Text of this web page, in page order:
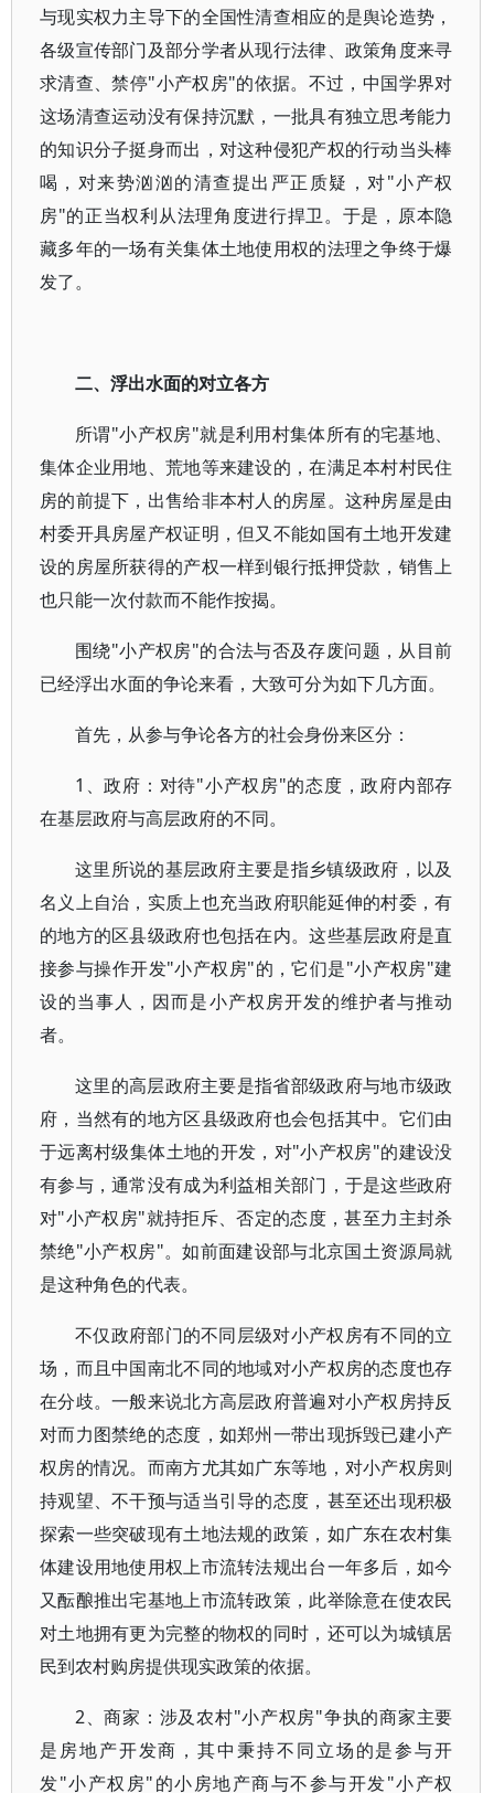
与现实权力主导下的全国性清查相应的是舆论造势，
各级宣传部门及部分学者从现行法律、政策角度来寻
求清查、禁停"小产权房"的依据。不过，中国学界对
这场清查运动没有保持沉默，一批具有独立思考能力
的知识分子挺身而出，对这种侵犯产权的行动当头棒
喝，对来势汹汹的清查提出严正质疑，对"小产权
房"的正当权利从法理角度进行捍卫。于是，原本隐
藏多年的一场有关集体土地使用权的法理之争终于爆
发了。
二、浮出水面的对立各方
所谓"小产权房"就是利用村集体所有的宅基地、
集体企业用地、荒地等来建设的，在满足本村村民住
房的前提下，出售给非本村人的房屋。这种房屋是由
村委开具房屋产权证明，但又不能如国有土地开发建
设的房屋所获得的产权一样到银行抵押贷款，销售上
也只能一次付款而不能作按揭。
围绕"小产权房"的合法与否及存废问题，从目前
已经浮出水面的争论来看，大致可分为如下几方面。
首先，从参与争论各方的社会身份来区分：
1、政府：对待"小产权房"的态度，政府内部存
在基层政府与高层政府的不同。
这里所说的基层政府主要是指乡镇级政府，以及
名义上自治，实质上也充当政府职能延伸的村委，有
的地方的区县级政府也包括在内。这些基层政府是直
接参与操作开发"小产权房"的，它们是"小产权房"建
设的当事人，因而是小产权房开发的维护者与推动
者。
这里的高层政府主要是指省部级政府与地市级政
府，当然有的地方区县级政府也会包括其中。它们由
于远离村级集体土地的开发，对"小产权房"的建设没
有参与，通常没有成为利益相关部门，于是这些政府
对"小产权房"就持拒斥、否定的态度，甚至力主封杀
禁绝"小产权房"。如前面建设部与北京国土资源局就
是这种角色的代表。
不仅政府部门的不同层级对小产权房有不同的立
场，而且中国南北不同的地域对小产权房的态度也存
在分歧。一般来说北方高层政府普遍对小产权房持反
对而力图禁绝的态度，如郑州一带出现拆毁已建小产
权房的情况。而南方尤其如广东等地，对小产权房则
持观望、不干预与适当引导的态度，甚至还出现积极
探索一些突破现有土地法规的政策，如广东在农村集
体建设用地使用权上市流转法规出台一年多后，如今
又酝酿推出宅基地上市流转政策，此举除意在使农民
对土地拥有更为完整的物权的同时，还可以为城镇居
民到农村购房提供现实政策的依据。
2、商家：涉及农村"小产权房"争执的商家主要
是房地产开发商，其中秉持不同立场的是参与开
发"小产权房"的小房地产商与不参与开发"小产权